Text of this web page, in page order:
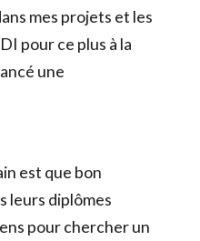
mes projets et les
pour ce plus à la
une
est que bon
leurs diplômes
pour chercher un